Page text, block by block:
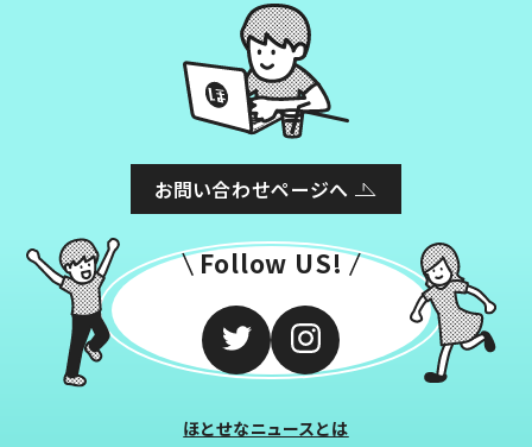
お問い合わせページへ
Follow US!
ほとせなニュースとは